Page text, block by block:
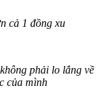
cả 1 đồng xu
phải lo lắng về
của mình